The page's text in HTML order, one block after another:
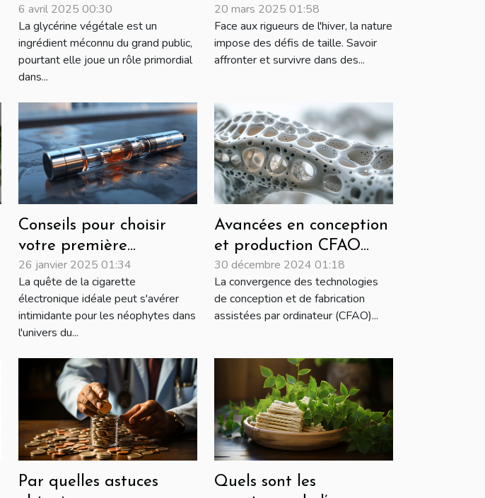
végétale dans les
savons artisanaux
6 avril 2025 00:30
La glycérine végétale est un
ingrédient méconnu du grand public,
pourtant elle joue un rôle primordial
dans...
hivernales extrêmes
20 mars 2025 01:58
Face aux rigueurs de l'hiver, la nature
impose des défis de taille. Savoir
affronter et survivre dans des...
Conseils pour choisir
votre première
cigarette électronique
26 janvier 2025 01:34
La quête de la cigarette
électronique idéale peut s'avérer
intimidante pour les néophytes dans
l'univers du...
Avancées en conception
et production CFAO
pour orthopédie et
podologie
30 décembre 2024 01:18
La convergence des technologies
de conception et de fabrication
assistées par ordinateur (CFAO)...
Par quelles astuces
Quels sont les